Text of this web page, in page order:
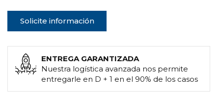
Solicite información
ENTREGA GARANTIZADA
Nuestra logística avanzada nos permite
entregarle en D + 1 en el 90% de los casos